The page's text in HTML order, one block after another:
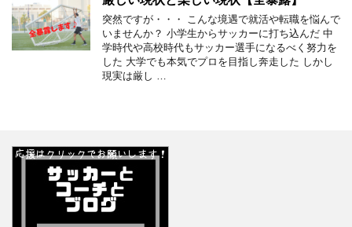
突然ですが・・・ こんな境遇で就活や転職を悩んで
いませんか？ 小学生からサッカーに打ち込んだ 中
学時代や高校時代もサッカー選手になるべく努力を
した 大学でも本気でプロを目指し奔走した しかし
現実は厳し …